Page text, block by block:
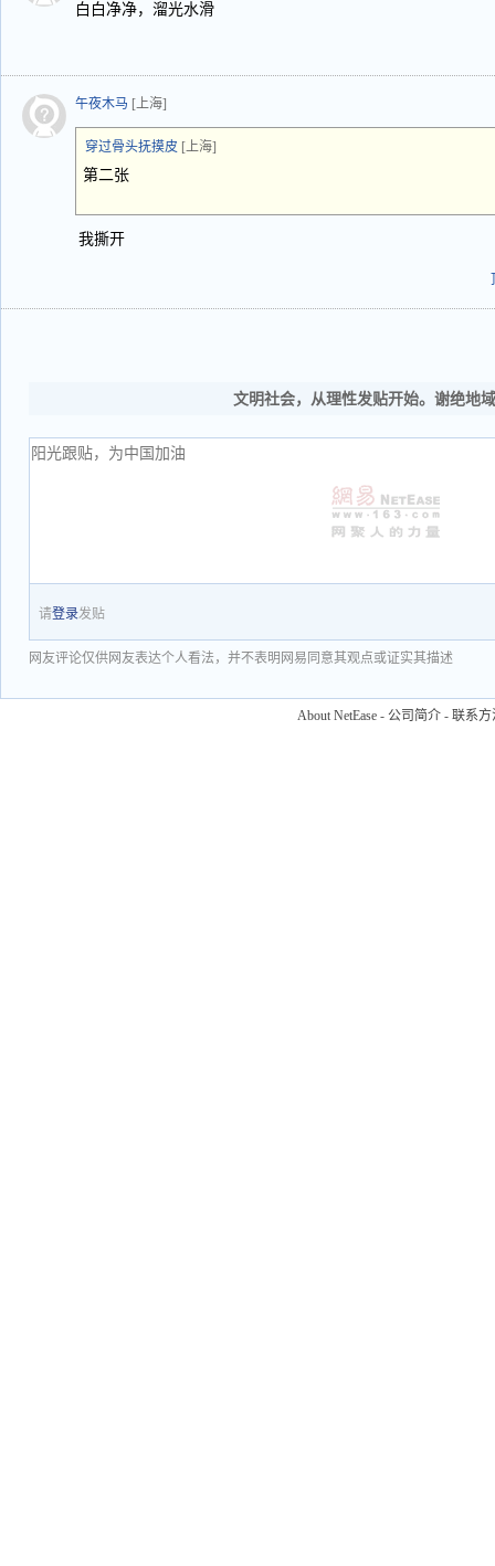
白白净净，溜光水滑
午夜木马 [上海]
穿过骨头抚摸皮 [上海]
第二张
我撕开
文明社会，从理性发贴开始。谢绝地
请登录发贴
网友评论仅供网友表达个人看法，并不表明网易同意其观点或证实其描述
About NetEase - 公司简介 - 联系方